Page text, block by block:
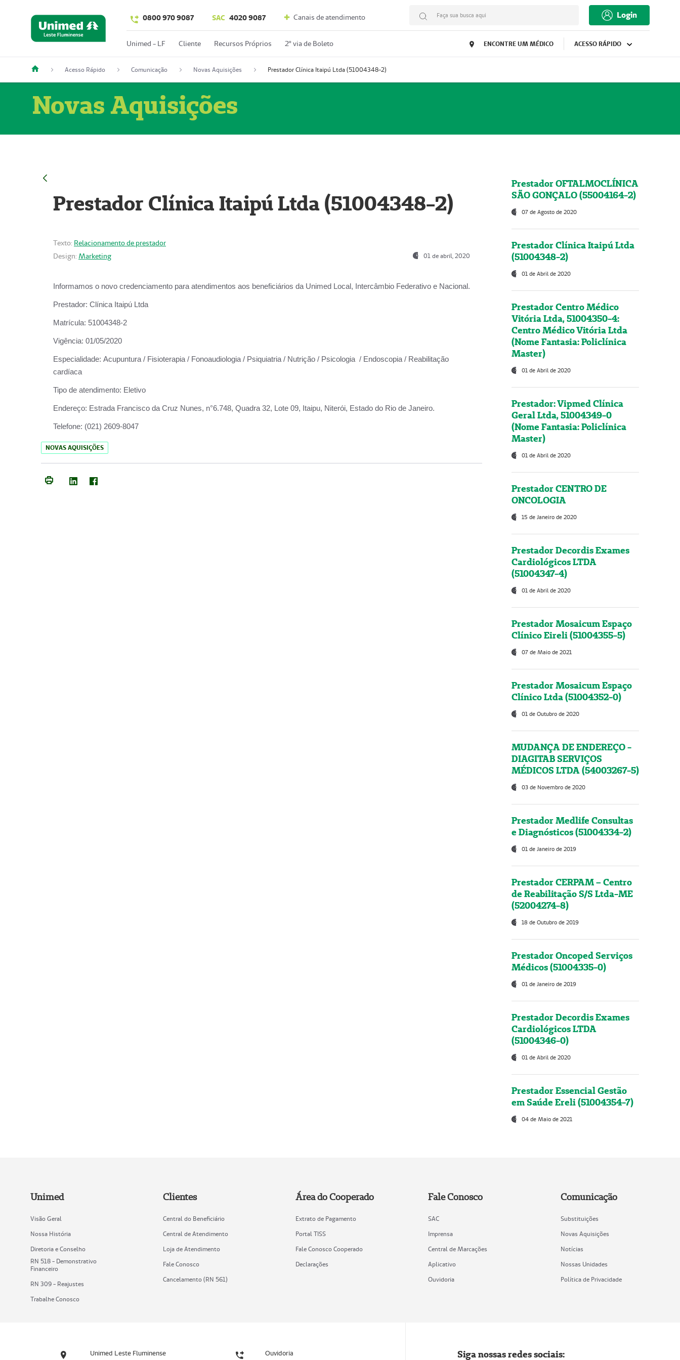
0800 970 9087 SAC 4020 9087 Canais de atendimento Faça sua busca aqui Login
Unimed - LF Cliente Recursos Próprios 2º via de Boleto ENCONTRE UM MÉDICO ACESSO RÁPIDO
Acesso Rápido Comunicação Novas Aquisições Prestador Clínica Itaipú Ltda (51004348-2)
Novas Aquisições
Prestador Clínica Itaipú Ltda (51004348-2)
Texto: Relacionamento de prestador
Design: Marketing 01 de abril, 2020
Informamos o novo credenciamento para atendimentos aos beneficiários da Unimed Local, Intercâmbio Federativo e Nacional.
Prestador: Clínica Itaipú Ltda
Matrícula: 51004348-2
Vigência: 01/05/2020
Especialidade: Acupuntura / Fisioterapia / Fonoaudiologia / Psiquiatria / Nutrição / Psicologia / Endoscopia / Reabilitação
cardíaca
Tipo de atendimento: Eletivo
Endereço: Estrada Francisco da Cruz Nunes, n°6.748, Quadra 32, Lote 09, Itaipu, Niterói, Estado do Rio de Janeiro.
Telefone: (021) 2609-8047
NOVAS AQUISIÇÕES
Prestador OFTALMOCLÍNICA
SÃO GONÇALO (55004164-2)
07 de Agosto de 2020
Prestador Clínica Itaipú Ltda
(51004348-2)
01 de Abril de 2020
Prestador Centro Médico
Vitória Ltda, 51004350-4:
Centro Médico Vitória Ltda
(Nome Fantasia: Policlínica
Master)
01 de Abril de 2020
Prestador: Vipmed Clínica
Geral Ltda, 51004349-0
(Nome Fantasia: Policlínica
Master)
01 de Abril de 2020
Prestador CENTRO DE
ONCOLOGIA
15 de Janeiro de 2020
Prestador Decordis Exames
Cardiológicos LTDA
(51004347-4)
01 de Abril de 2020
Prestador Mosaicum Espaço
Clínico Eireli (51004355-5)
07 de Maio de 2021
Prestador Mosaicum Espaço
Clínico Ltda (51004352-0)
01 de Outubro de 2020
MUDANÇA DE ENDEREÇO -
DIAGITAB SERVIÇOS
MÉDICOS LTDA (54003267-5)
03 de Novembro de 2020
Prestador Medlife Consultas
e Diagnósticos (51004334-2)
01 de Janeiro de 2019
Prestador CERPAM – Centro
de Reabilitação S/S Ltda-ME
(52004274-8)
18 de Outubro de 2019
Prestador Oncoped Serviços
Médicos (51004335-0)
01 de Janeiro de 2019
Prestador Decordis Exames
Cardiológicos LTDA
(51004346-0)
01 de Abril de 2020
Prestador Essencial Gestão
em Saúde Ereli (51004354-7)
04 de Maio de 2021
Unimed
Visão Geral
Nossa História
Diretoria e Conselho
RN 518 - Demonstrativo
Financeiro
RN 309 - Reajustes
Trabalhe Conosco
Clientes
Central do Beneficiário
Central de Atendimento
Loja de Atendimento
Fale Conosco
Cancelamento (RN 561)
Área do Cooperado
Extrato de Pagamento
Portal TISS
Fale Conosco Cooperado
Declarações
Fale Conosco
SAC
Imprensa
Central de Marcações
Aplicativo
Ouvidoria
Comunicação
Substituições
Novas Aquisições
Notícias
Nossas Unidades
Política de Privacidade
Unimed Leste Fluminense Ouvidoria Siga nossas redes sociais: